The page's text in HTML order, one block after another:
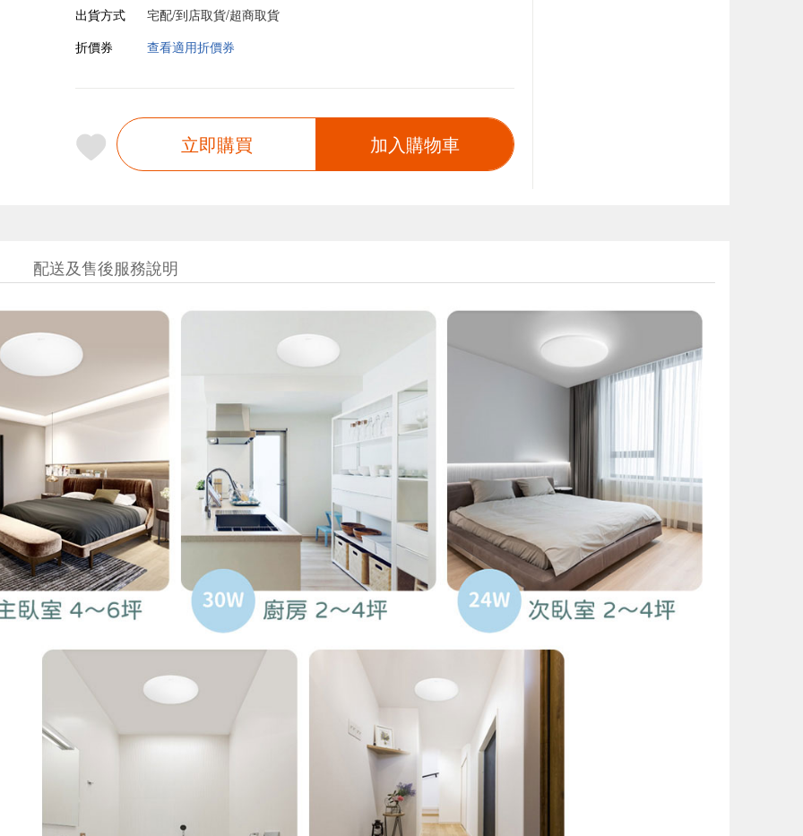
出貨方式
宅配/到店取貨/超商取貨
折價券
查看適用折價券
立即購買 加入購物車
配送及售後服務說明